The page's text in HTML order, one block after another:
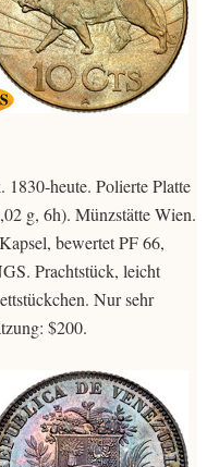
heute. Polierte Platte
g, 6h). Münzstätte Wien.
bewertet PF 66,
Prachtstück, leicht
Nur sehr
$200.